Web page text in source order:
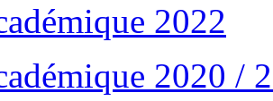
2022
2020 /